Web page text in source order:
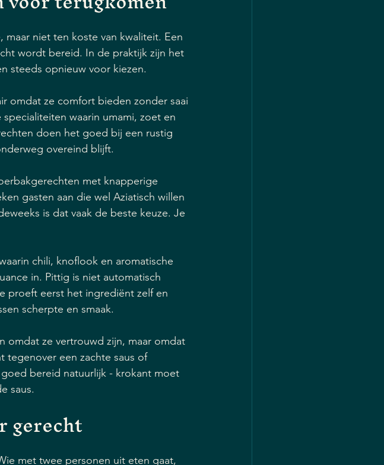
niet ten koste van kwaliteit. Een
wordt bereid. In de praktijk zijn het
steeds opnieuw voor kiezen.
omdat ze comfort bieden zonder saai
waarin umami, zoet en
doen het goed bij een rustig
overeind blijft.
met knapperige
gasten aan die wel Aziatisch willen
is dat vaak de beste keuze. Je
chili, knoflook en aromatische
in. Pittig is niet automatisch
proeft eerst het ingrediënt zelf en
scherpte en smaak.
omdat ze vertrouwd zijn, maar omdat
tegenover een zachte saus of
bereid natuurlijk - krokant moet
saus.
gerecht
met twee personen uit eten gaat,